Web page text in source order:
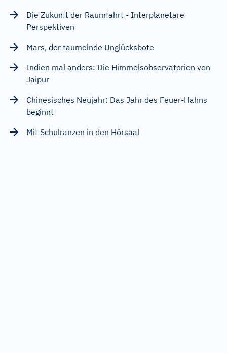
Die Zukunft der Raumfahrt - Interplanetare
Perspektiven
Mars, der taumelnde Unglücksbote
Indien mal anders: Die Himmelsobservatorien von
Jaipur
Chinesisches Neujahr: Das Jahr des Feuer-Hahns
beginnt
Mit Schulranzen in den Hörsaal